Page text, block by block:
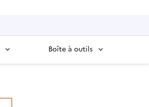
Boîte à outils